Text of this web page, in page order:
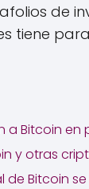
de
tiene
a Bitcoin en
y otras
de Bitcoin